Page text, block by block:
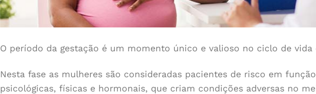
O período da gestação é um momento único e valioso no ciclo de vida
Nesta fase as mulheres são consideradas pacientes de risco em
psicológicas, físicas e hormonais, que criam condições adversas no